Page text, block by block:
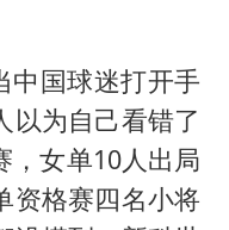
80后女柜员逆袭成4200亿银行副行长
27岁女子成组织卖淫集团主犯被通缉
度计大楼”读数爆表
女子利用漏洞0元薅走3000多件家电
中国球迷打开手
以为自己看错了
，女单10人出局
资格赛四名小将